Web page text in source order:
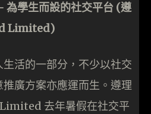
為學生而設的社交平台 (遵
Limited)
活的一部分，不少以社交
廣方案亦應運而生。遵理
去年暑假在社交平